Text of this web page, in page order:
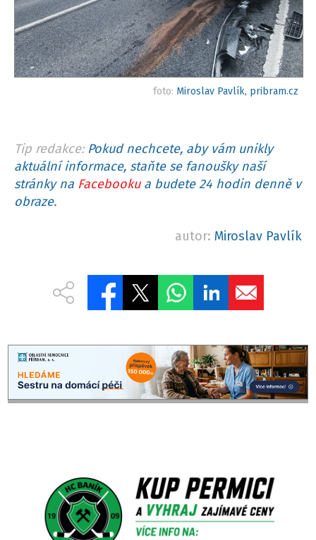
foto: Miroslav Pavlík, pribram.cz
Tip redakce: Pokud nechcete, aby vám unikly
aktuální informace, staňte se fanoušky naší
stránky na Facebookua budete 24 hodin denně v
obraze.
autor: Miroslav Pavlík